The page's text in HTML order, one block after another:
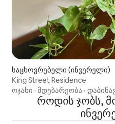
საცხოვრებელი (ინვერელი)
King Street Residence
ოჯახი · მდებარეობა ·
როდის ჯობს,